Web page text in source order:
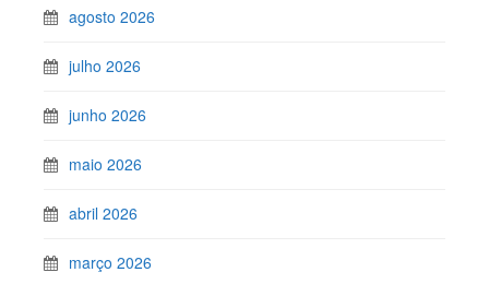
agosto 2026
julho 2026
junho 2026
maio 2026
abril 2026
março 2026